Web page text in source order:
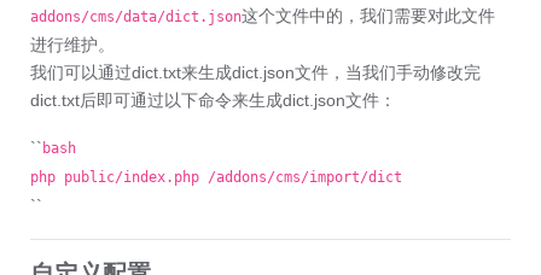
addons/cms/data/dict.json这个文件中的，我们需要对此文件
进行维护。
我们可以通过dict.txt来生成dict.json文件，当我们手动修改完
dict.txt后即可通过以下命令来生成dict.json文件：
`` bash
php public/index.php /addons/cms/import/dict
``